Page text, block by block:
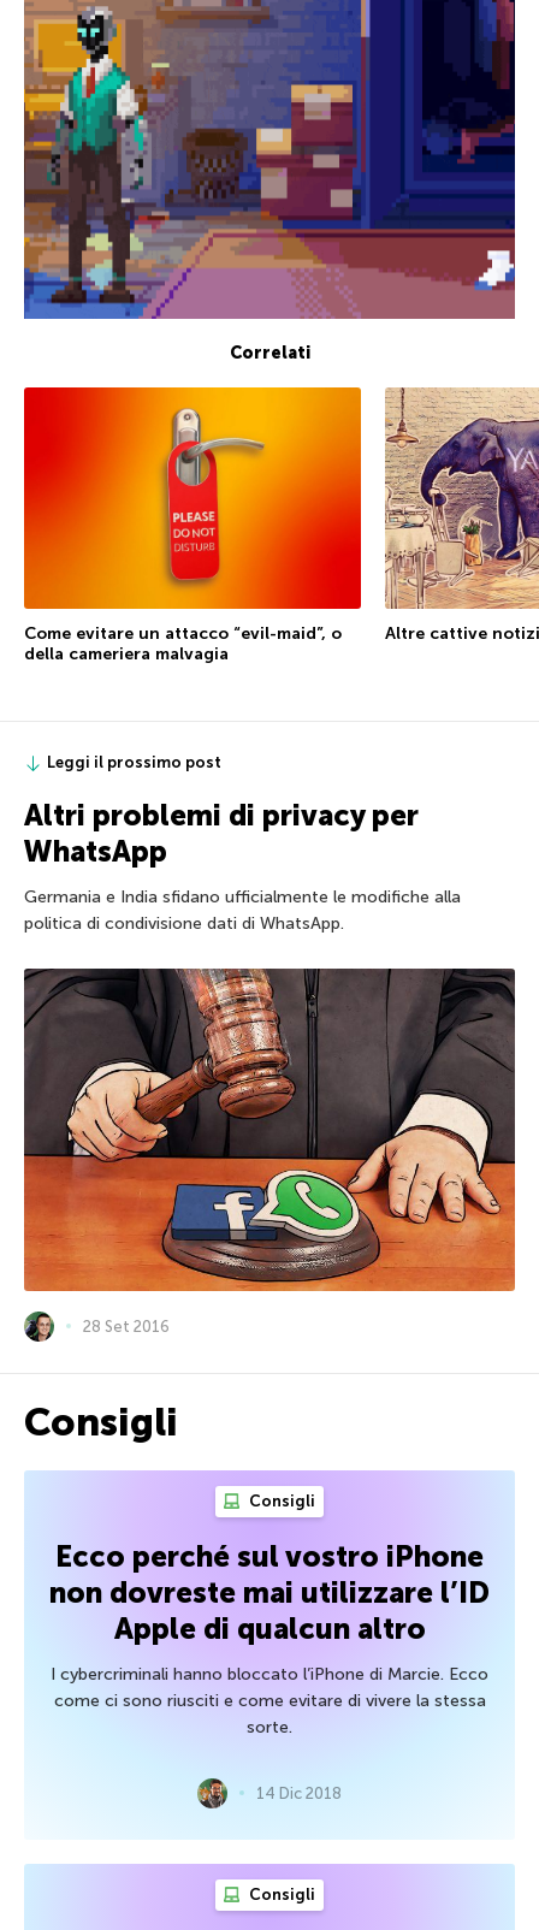
Correlati
Come evitare un attacco “evil-maid”, o
della cameriera malvagia
Altre cattive
Leggi il prossimo post
Altri problemi di privacy per
WhatsApp
Germania e India sfidano ufficialmente le modifiche alla
politica di condivisione dati di WhatsApp.
28 Set 2016
Consigli
Consigli
Ecco perché sul vostro iPhone
non dovreste mai utilizzare l’ID
Apple di qualcun altro
I cybercriminali hanno bloccato l’iPhone di Marcie. Ecco
come ci sono riusciti e come evitare di vivere la stessa
sorte.
14 Dic 2018
Consigli